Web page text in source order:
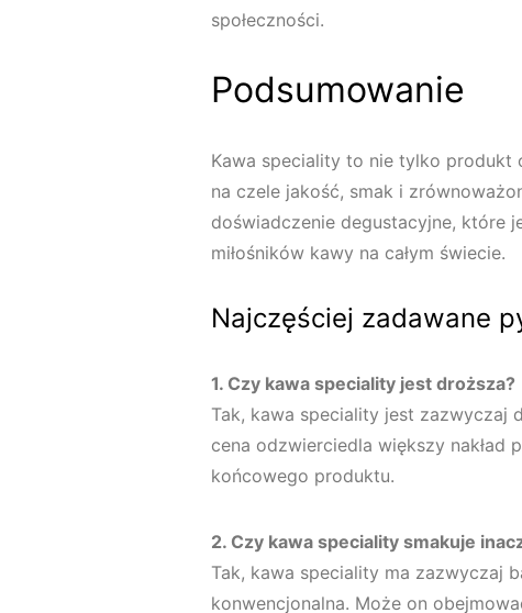
społeczności.
Podsumowanie
Kawa speciality to nie tylko
na czele jakość, smak i
doświadczenie degustacyjne, które
miłośników kawy na całym świecie.
Najczęściej zadawane
1. Czy kawa speciality jest droższa?
Tak, kawa speciality jest zazwyczaj
cena odzwierciedla większy nakład
końcowego produktu.
2. Czy kawa speciality smakuje
Tak, kawa speciality ma zazwyczaj
konwencjonalna. Może on